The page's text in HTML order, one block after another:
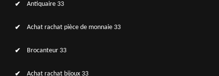
Antiquaire 33
Achat rachat pièce de monnaie 33
Brocanteur 33
Achat rachat bijoux 33